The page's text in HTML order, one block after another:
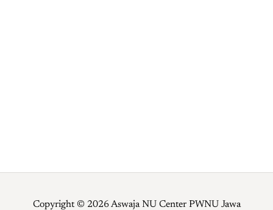
Copyright © 2026 Aswaja NU Center PWNU Jawa